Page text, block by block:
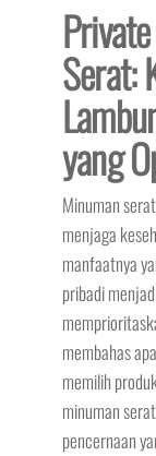
Serat:
yang
Minuman
menjaga
manfaatnya
pribadi
membahas
memilih
minuman
pencernaan